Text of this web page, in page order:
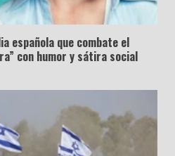
española que combate el
con humor y sátira social